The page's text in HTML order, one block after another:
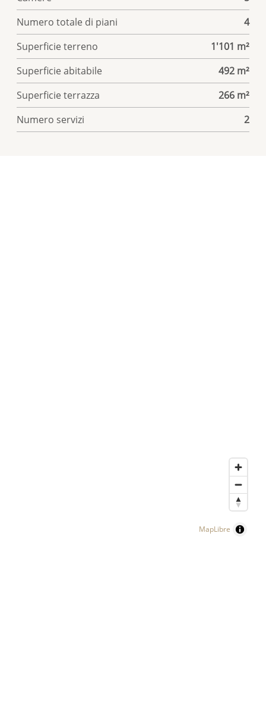
Numero totale di piani
4
Superficie terreno
1'101 m²
Superficie abitabile
492 m²
Superficie terrazza
266 m²
Numero servizi
2
MapLibre